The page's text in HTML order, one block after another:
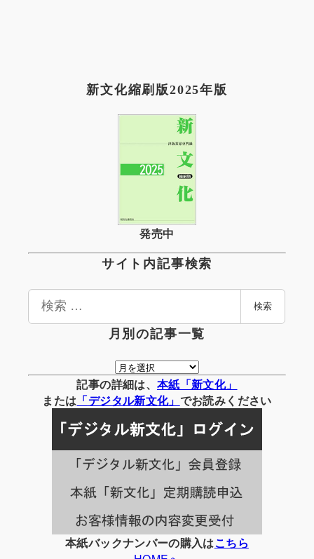
新文化縮刷版2025年版
発売中
サイト内記事検索
検
検索
月別の記事一覧
月
別
の
事
一
覧
記事の詳細は、 本紙「新文化」
または 「デジタル新文化」 でお読みください
本紙バックナンバーの購入はこちら